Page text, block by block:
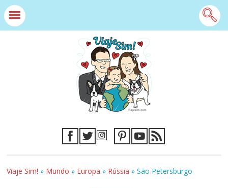
Viaje Sim! » Mundo » Europa » Rússia »São Petersburgo